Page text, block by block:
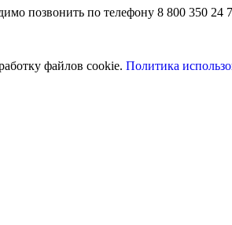
позвонить по телефону 8 800 350 24
файлов cookie. Политика